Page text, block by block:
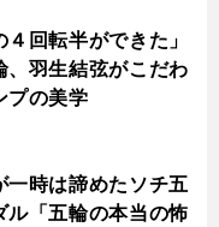
４回転半ができた」
、羽生結弦がこだわ
プの美学
一時は諦めたソチ五
ル「五輪の本当の怖